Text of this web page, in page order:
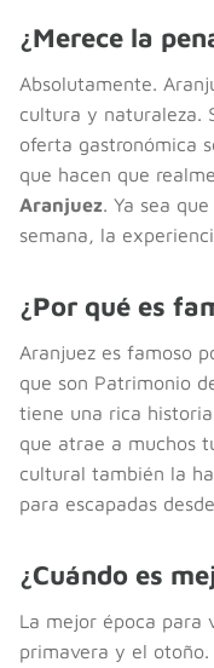
¿Merece la
Absolutamente.
cultura y naturaleza.
oferta gastronómica
que hacen que
Aranjuez. Ya sea
semana, la
¿Por qué es
Aranjuez es famoso
que son Patrimonio
tiene una rica
que atrae a muchos
cultural también la
para escapadas
¿Cuándo es
La mejor época para
primavera y el otoño.